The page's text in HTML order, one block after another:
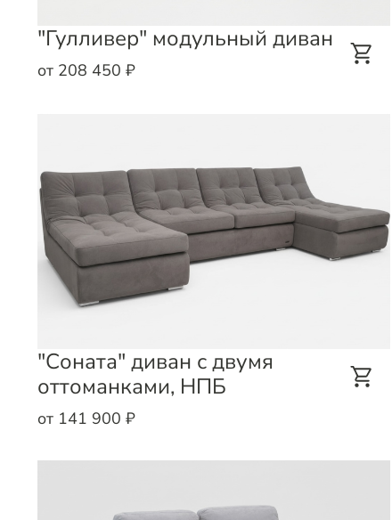
"Гулливер" модульный диван
от 208 450 ₽
"Соната" диван с двумя
оттоманками, НПБ
от 141 900 ₽